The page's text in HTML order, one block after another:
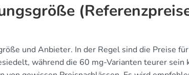
und Anbieter. In der Regel sind die Preise
während die 60 mg-Varianten teurer sein